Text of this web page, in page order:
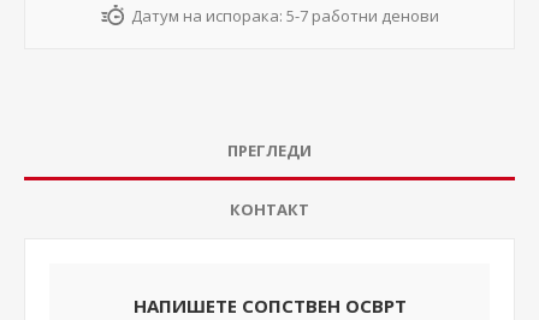
Датум на испорака: 5-7 работни денови
ПРЕГЛЕДИ
КОНТАКТ
НАПИШЕТЕ СОПСТВЕН ОСВРТ